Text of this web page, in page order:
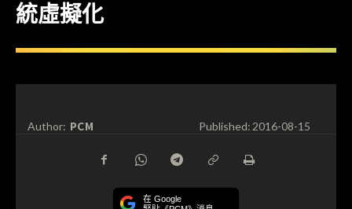
統虛擬化
Author: PCM Published:2016-08-15
在 Google